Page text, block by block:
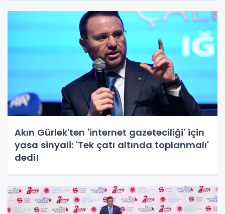
Akın Gürlek'ten 'internet gazeteciliği' için
yasa sinyali: 'Tek çatı altında toplanmalı'
dedi!